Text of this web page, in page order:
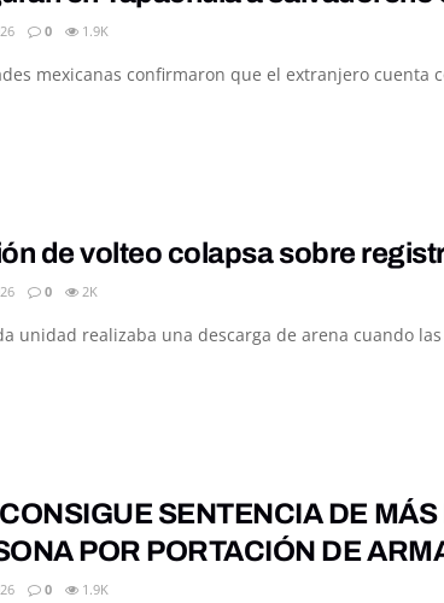
0 1.9K
mexicanas confirmaron que el extranjero cuenta
de volteo colapsa sobre
0 2K
unidad realizaba una descarga de arena cuando
SENTENCIA DE
POR PORTACIÓN DE
0 1.9K